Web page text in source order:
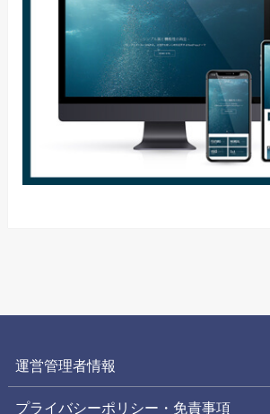
運営管理者情報
プライバシーポリシー・免責事項